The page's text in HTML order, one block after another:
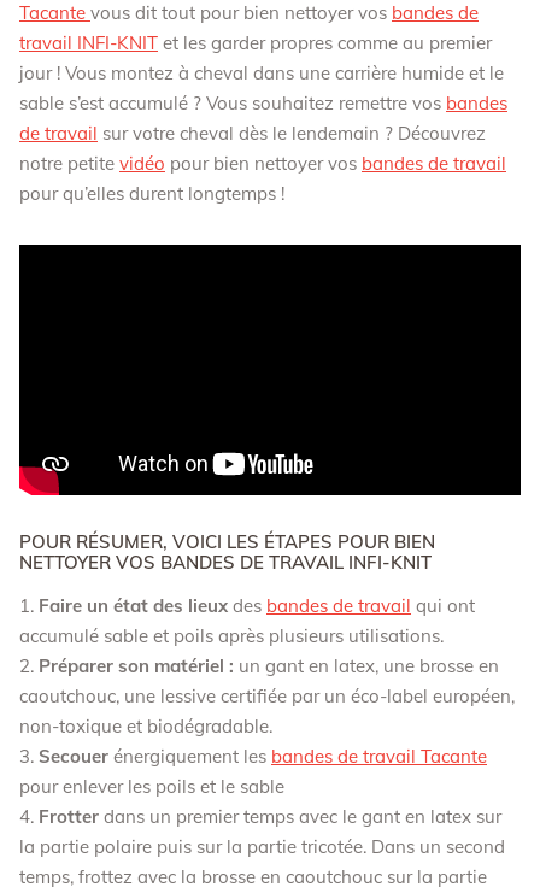
Tacante vous dit tout pour bien nettoyer vos bandes de
travail INFI-KNIT et les garder propres comme au premier
jour ! Vous montez à cheval dans une carrière humide et le
sable s’est accumulé ? Vous souhaitez remettre vos bandes
de travail sur votre cheval dès le lendemain ? Découvrez
notre petite vidéo pour bien nettoyer vos bandes de travail
pour qu’elles durent longtemps !
POUR RÉSUMER, VOICI LES ÉTAPES POUR BIEN
NETTOYER VOS BANDES DE TRAVAIL INFI-KNIT
Faire un état des lieux des bandes de travail qui ont
accumulé sable et poils après plusieurs utilisations.
Préparer son matériel : un gant en latex, une brosse en
caoutchouc, une lessive certifiée par un éco-label européen,
non-toxique et biodégradable.
Secouer énergiquement les bandes de travail Tacante
pour enlever les poils et le sable
Frotter dans un premier temps avec le gant en latex sur
la partie polaire puis sur la partie tricotée. Dans un second
temps, frottez avec la brosse en caoutchouc sur la partie